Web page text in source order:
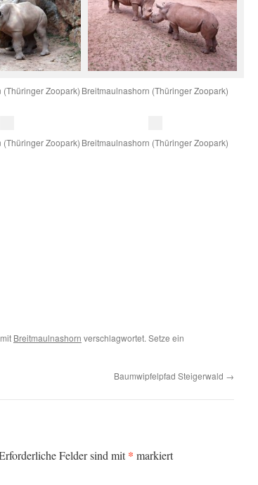
Zoopark) Breitmaulnashorn (Thüringer Zoopark)
Zoopark) Breitmaulnashorn (Thüringer Zoopark)
Breitmaulnashorn verschlagwortet. Setze ein
Baumwipfelpfad Steigerwald →
Felder sind mit* markiert